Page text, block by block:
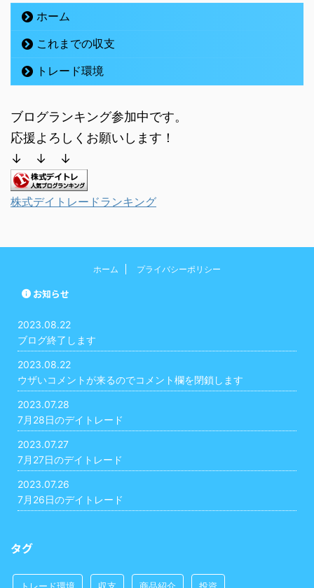
ホーム
これまでの収支
トレード環境
ブログランキング参加中です。
応援よろしくお願いします！
↓ ↓ ↓
株式デイトレードランキング
ホーム プライバシーポリシー
お知らせ
2023.08.22
ブログ終了します
2023.08.22
ウザいコメントが来るのでコメント欄を閉鎖します
2023.07.28
7月28日のデイトレード
2023.07.27
7月27日のデイトレード
2023.07.26
7月26日のデイトレード
タグ